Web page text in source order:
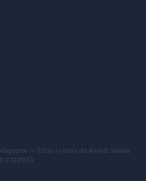
— Edito in Italia da AdHub Media
2729933